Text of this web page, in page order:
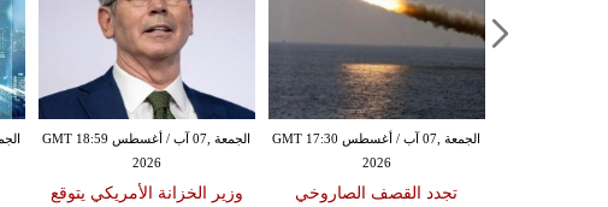
الجمعة ,07 آب / أغسطس GMT 18:59
2026
وزير الخزانة الأمريكي يتوقع
الجمعة ,07 آب / أغسطس GMT 17:30
2026
تجدد القصف الصاروخي